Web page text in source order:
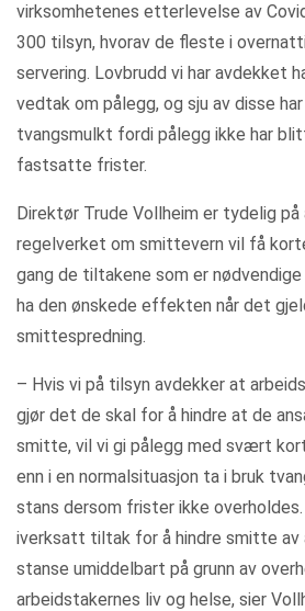
virksomhetenes etterlevelse av
300 tilsyn, hvorav de fleste i
servering. Lovbrudd vi har avdekket
vedtak om pålegg, og sju av disse
tvangsmulkt fordi pålegg ikke har
fastsatte frister.
Direktør Trude Vollheim er tydelig
regelverket om smittevern vil få
gang de tiltakene som er
ha den ønskede effekten når det
smittespredning.
– Hvis vi på tilsyn avdekker at
gjør det de skal for å hindre at de
smitte, vil vi gi pålegg med svært
enn i en normalsituasjon ta i bruk
stans dersom frister ikke
iverksatt tiltak for å hindre smitte av
stanse umiddelbart på grunn av
arbeidstakernes liv og helse, sier